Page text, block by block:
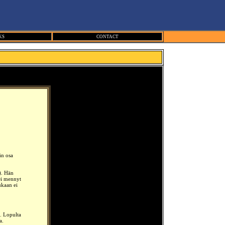
CONTACT
osa
Hän
mennyt
ei
Lopulta